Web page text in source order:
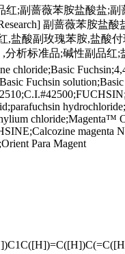
;副蔷薇苯胺盐酸盐;
副蔷薇苯胺
盐酸副玫瑰苯胺,盐酸
,分析标准品;碱性副品
chloride;Basic
Fuchsin
chloride;Magenta™
magenta
Para Magent